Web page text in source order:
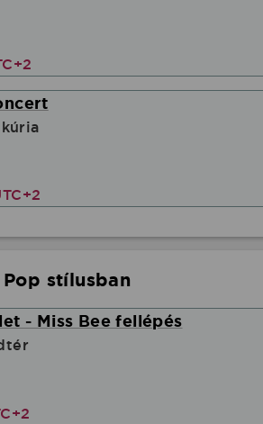
stílusban
- Miss Bee fellépés